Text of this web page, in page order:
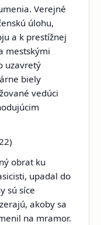
Verejné
úlohu,
a k prestížnej
mestskými
uzavretý
biely
vedúci
obrat ku
upadal do
sú síce
akoby sa
na mramor.